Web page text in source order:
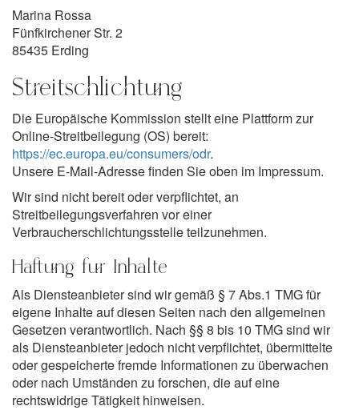
Marina Rossa
Fünfkirchener Str. 2
85435 Erding
Streitschlichtung
Die Europäische Kommission stellt eine Plattform zur
Online-Streitbeilegung (OS) bereit:
https://ec.europa.eu/consumers/odr.
Unsere E-Mail-Adresse finden Sie oben im Impressum.
Wir sind nicht bereit oder verpflichtet, an
Streitbeilegungsverfahren vor einer
Verbraucherschlichtungsstelle teilzunehmen.
Haftung für Inhalte
Als Diensteanbieter sind wir gemäß § 7 Abs.1 TMG für
eigene Inhalte auf diesen Seiten nach den allgemeinen
Gesetzen verantwortlich. Nach §§ 8 bis 10 TMG sind wir
als Diensteanbieter jedoch nicht verpflichtet, übermittelte
oder gespeicherte fremde Informationen zu überwachen
oder nach Umständen zu forschen, die auf eine
rechtswidrige Tätigkeit hinweisen.